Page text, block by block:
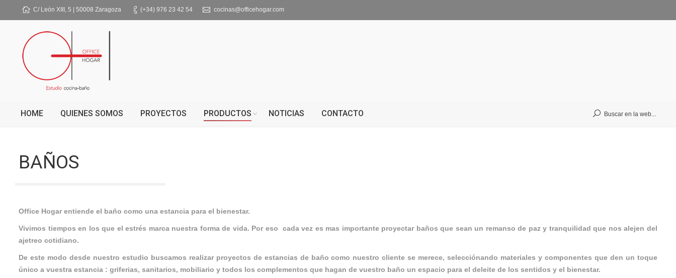
C/ León XIII, 5 | 50008 Zaragoza (+34) 976 23 42 54 cocinas@officehogar.com
HOME QUIENES SOMOS PROYECTOS PRODUCTOS NOTICIAS CONTACTO Buscar en la web...
BAÑOS
Office Hogar entiende el baño como una estancia para el bienestar.
Vivimos tiempos en los que el estrés marca nuestra forma de vida. Por eso cada vez es mas importante proyectar baños que sean un remanso de paz y tranquilidad que nos alejen del
ajetreo cotidiano.
De este modo desde nuestro estudio buscamos realizar proyectos de estancias de baño como nuestro cliente se merece, selecciónando materiales y componentes que den un toque
único a vuestra estancia : griferias, sanitarios, mobiliario y todos los complementos que hagan de vuestro baño un espacio para el deleite de los sentidos y el bienestar.